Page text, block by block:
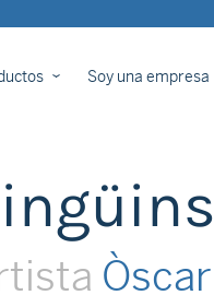
Soy una empresa